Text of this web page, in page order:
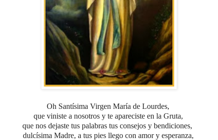
Oh Santísima Virgen María de Lourdes,
que viniste a nosotros y te apareciste en la Gruta,
que nos dejaste tus palabras tus consejos y bendiciones,
dulcísima Madre, a tus pies llego con amor y esperanza,